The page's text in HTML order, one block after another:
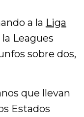
a la Liga
Leagues
sobre dos,
que llevan
Estados